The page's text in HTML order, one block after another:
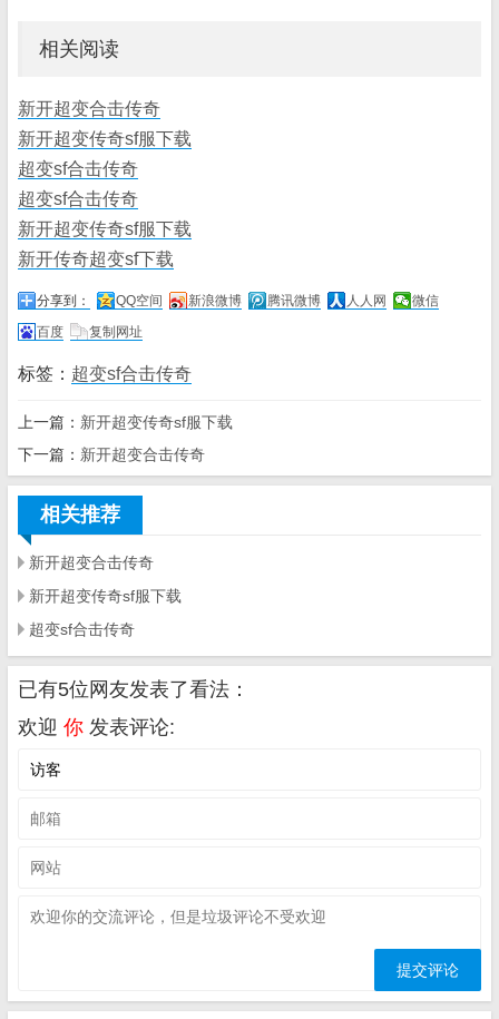
相关阅读
新开超变合击传奇
新开超变传奇sf服下载
超变sf合击传奇
超变sf合击传奇
新开超变传奇sf服下载
新开传奇超变sf下载
分享到： QQ空间 新浪微博 腾讯微博 人人网
微信
百度
复制网址
标签： 超变sf合击传奇
上一篇： 新开超变传奇sf服下载
下一篇： 新开超变合击传奇
相关推荐
新开超变合击传奇
新开超变传奇sf服下载
超变sf合击传奇
已有5位网友发表了看法：
欢迎 你 发表评论: